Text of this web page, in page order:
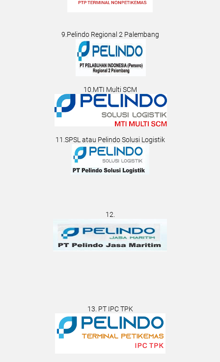
9.Pelindo Regional 2 Palembang
10.MTI Multi SCM
11.SPSL atau Pelindo Solusi Logistik
12.
13. PT IPC TPK